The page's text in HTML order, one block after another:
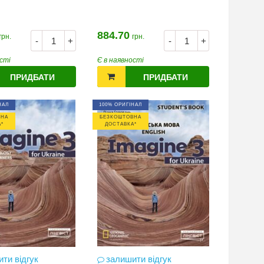
- +
ПРИДБАТИ
- +
884.70 грн.
Є в наявності
ПРИДБАТИ
відгук
100% ОРИГІНАЛ
БЕЗКОШТОВНА
ДОСТАВКА*
залишити відгук